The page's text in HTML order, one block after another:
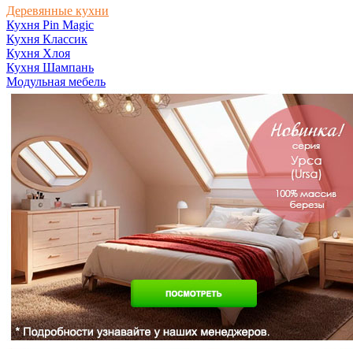
Деревянные кухни
Кухня Pin Magic
Кухня Классик
Кухня Хлоя
Кухня Шампань
Модульная мебель